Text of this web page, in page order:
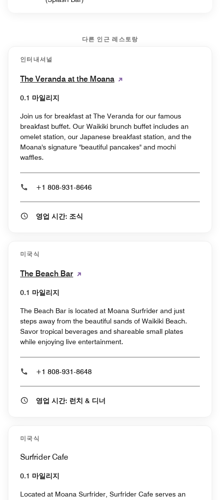
다른 인근 레스토랑
인터내셔널
The Veranda at the Moana
0.1 마일리지
Join us for breakfast at The Veranda for our famous
breakfast buffet. Our Waikiki brunch buffet includes an
omelet station, our Japanese breakfast station, and the
Moana's signature "beautiful pancakes" and mochi
waffles.
+1 808-931-8646
영업 시간: 조식
미국식
The Beach Bar
0.1 마일리지
The Beach Bar is located at Moana Surfrider and just
steps away from the beautiful sands of Waikiki Beach.
Savor tropical beverages and shareable small plates
while enjoying live entertainment.
+1 808-931-8648
영업 시간: 런치 & 디너
미국식
Surfrider Cafe
0.1 마일리지
Located at Moana Surfrider, Surfrider Cafe serves an